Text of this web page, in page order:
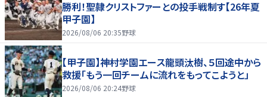
勝利！聖隷クリストファーとの投手戦制す【26年夏
甲子園】
2026/08/06 20:35野球
【甲子園】神村学園エース龍頭汰樹、５回途中から
救援「もう一回チームに流れをもってこようと」
2026/08/06 20:24野球